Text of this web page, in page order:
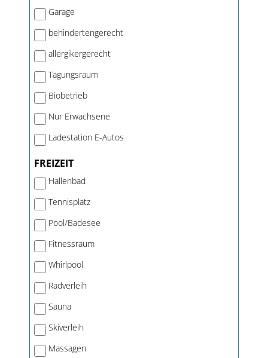
Garage
behindertengerecht
allergikergerecht
Tagungsraum
Biobetrieb
Nur Erwachsene
Ladestation E-Autos
FREIZEIT
Hallenbad
Tennisplatz
Pool/Badesee
Fitnessraum
Whirlpool
Radverleih
Sauna
Skiverleih
Massagen